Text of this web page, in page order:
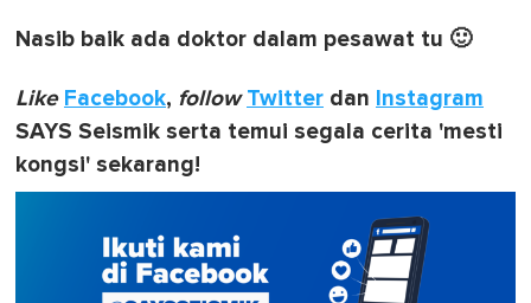
Nasib baik ada doktor dalam pesawat tu 🙂
Like Facebook, follow Twitter dan Instagram
SAYS Seismik serta temui segala cerita 'mesti
kongsi' sekarang!